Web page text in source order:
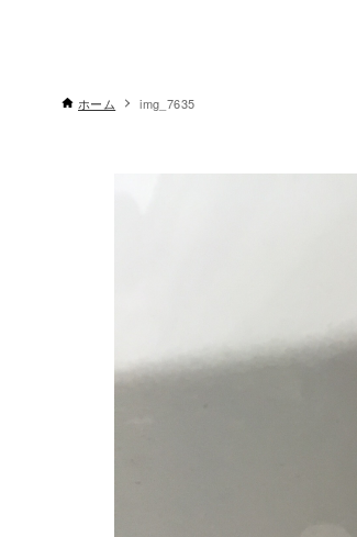
ホーム img_7635